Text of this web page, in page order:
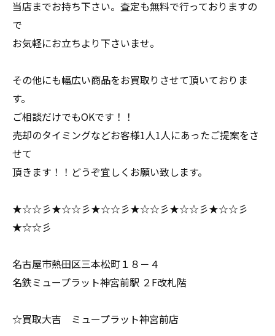
当店までお持ち下さい。査定も無料で行っておりますの
で
お気軽にお立ちより下さいませ。
その他にも幅広い商品をお買取りさせて頂いておりま
す。
ご相談だけでもOKです！！
売却のタイミングなどお客様1人1人にあったご提案をさ
せて
頂きます！！どうぞ宜しくお願い致します。
★☆☆彡★☆☆彡★☆☆彡★☆☆彡★☆☆彡★☆☆彡
★☆☆彡
名古屋市熱田区三本松町１８－４
名鉄ミュープラット神宮前駅 ２F改札階
☆買取大吉 ミュープラット神宮前店